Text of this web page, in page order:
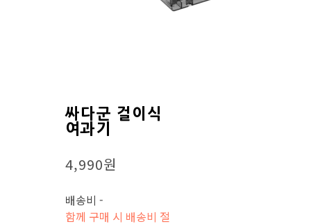
싸다군 걸이식
여과기
4,990원
배송비-
함께 구매 시 배송비 절